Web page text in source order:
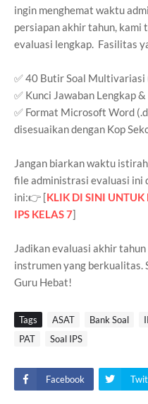
ingin menghemat waktu
persiapan akhir tahun, kami
evaluasi lengkap. Fasilitas
✅ 40 Butir Soal Multivariasi
✅ Kunci Jawaban Lengkap
✅ Format Microsoft Word
disesuaikan dengan Kop
Jangan biarkan waktu
file administrasi evaluasi ini
ini:👉 [KLIK DI SINI
IPS KELAS 7]
Jadikan evaluasi akhir
instrumen yang berkualitas.
Guru Hebat!
Tags ASAT Bank Soal
PAT
Soal IPS
Facebook